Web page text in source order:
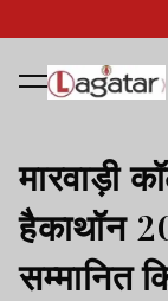
मारवाड़ी
हैकाथॉन
सम्मानित